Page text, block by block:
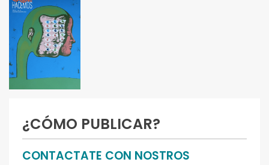
¿CÓMO PUBLICAR?
CONTACTATE CON NOSTROS